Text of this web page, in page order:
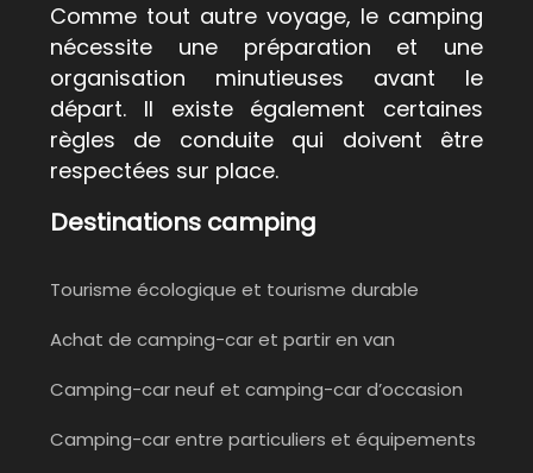
Comme tout autre voyage, le camping
nécessite une préparation et une
organisation minutieuses avant le
départ. Il existe également certaines
règles de conduite qui doivent être
respectées sur place.
Destinations camping
Tourisme écologique et tourisme durable
Achat de camping-car et partir en van
Camping-car neuf et camping-car d’occasion
Camping-car entre particuliers et équipements